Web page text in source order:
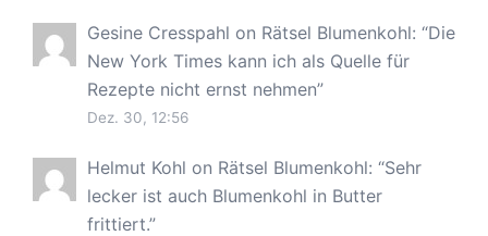
Gesine Cresspahl on Rätsel Blumenkohl: “Die
New York Times kann ich als Quelle für
Rezepte nicht ernst nehmen”
Dez. 30, 12:56
Helmut Kohl on Rätsel Blumenkohl: “Sehr
lecker ist auch Blumenkohl in Butter
frittiert.”